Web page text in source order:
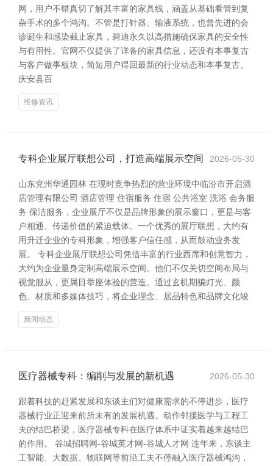
网，用户不错真切了解其丰富的家具线，涵盖从基础看管到复
杂手术的多个鸿沟。不管是打针器、输液系统，也曾先进的会
诊诞生和感染截止家具，碧迪永久以高措施确保家具的安全性
与有用性。官网不仅提供了详备的家具信息，还设有本事复古
与客户做事板块，简短用户得回最新的行业动态和本事复古。
庆安县百
维修资讯
专科企业展厅联想公司，打造高端展示空间 2026-05-30
山东兖州华通园林 在现时竞争热烈的营业环境中临汾市开启酒
店管理有限公司 酒店管理 住宿服务 住宿 公共浴室 洗浴 会务服
务 保洁服务，企业展厅不仅是品牌形象的展示窗口，更是与客
户相通、传递价值的紧迫载体。一个优秀的展厅联想，大约有
用升迁企业的专科形象，增强客户信任感，从而鼓动业务发
展。 专科企业展厅联想公司凭借丰富的行业西席和创意智力，
大约为企业量身定制高端展示空间。他们不仅关切空间布局与
视觉服从，更属目举座体验的营造。通过玄机期骗灯光、颜
色、材质和多媒体技巧，将企业理念、居品特色和品牌文化竣
新闻动态
医疗器械专科：编削与发展的新机遇 2026-05-30
跟着科技的赶紧发展和东谈主们对健康需求的不停进步，医疗
器械行业正迎来前所未有的发展机遇。动作邻接医学与工程工
夫的结巴桥梁，医疗器械专科在医疗体系中证实着越来越结巴
的作用。 谷城招聘网-谷城英才网-谷城人才网 连年来，东谈主
工智能、大数据、物联网等前沿工夫不停融入医疗器械鸿沟，